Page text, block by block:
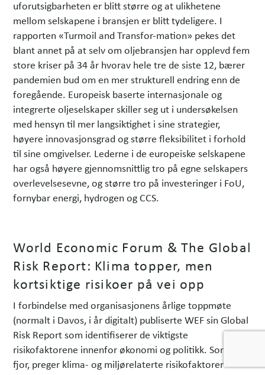
uforutsigbarheten er blitt større og at ulikhetene
mellom selskapene i bransjen er blitt tydeligere. I
rapporten «Turmoil and Transfor-mation» pekes det
blant annet på at selv om oljebransjen har opplevd fem
store kriser på 34 år hvorav hele tre de siste 12, bærer
pandemien bud om en mer strukturell endring enn de
foregående. Europeisk baserte internasjonale og
integrerte oljeselskaper skiller seg ut i undersøkelsen
med hensyn til mer langsiktighet i sine strategier,
høyere innovasjonsgrad og større fleksibilitet i forhold
til sine omgivelser. Lederne i de europeiske selskapene
har også høyere gjennomsnittlig tro på egne selskapers
overlevelsesevne, og større tro på investeringer i FoU,
fornybar energi, hydrogen og CCS.
World Economic Forum & The Global
Risk Report: Klima topper, men
kortsiktige risikoer på vei opp
I forbindelse med organisasjonens årlige toppmøte
(normalt i Davos, i år digitalt) publiserte WEF sin Global
Risk Report som identifiserer de viktigste
risikofaktorene innenfor økonomi og politikk. Som i
fjor, preger klima- og miljørelaterte risikofaktorer